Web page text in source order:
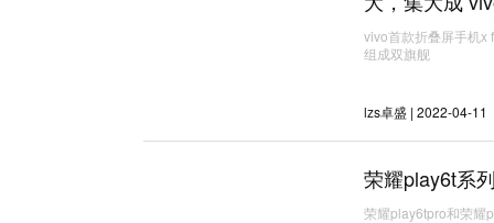
vivo首款折叠屏手机x
组成双旗舰
lzs卓盛 | 2022-04-11
荣耀play6t系
荣耀play6tpro和荣耀